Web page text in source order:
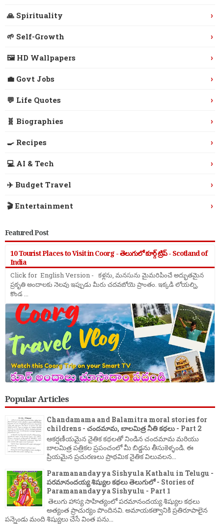
🙏 Spirituality ›
🌱 Self-Growth ›
🖼️ HD Wallpapers ›
💼 Govt Jobs ›
💬 Life Quotes ›
🧬 Biographies ›
🍳 Recipes ›
💻 AI & Tech ›
✈️ Budget Travel ›
🎬 Entertainment ›
Featured Post
10 Tourist Places to Visit in Coorg - తెలుగులో కూర్గ్ ట్రిప్ - Scotland of
India
Click for English Version - కళ్లను, మనసును మైమరిపించే అద్భుతమైన
ప్రకృతి అందాలకు నెలవు ఇప్పుడు మీరు చదవబోయె ప్రాంతం. ఇక్కడి లోయల్ని,
కొండ ...
Popular Articles
Chandamama and Balamitra moral stories for
childrens - చందమామ, బాలమిత్ర నీతి కథలు - Part 2
ఆకర్షణీయమైన నైతిక కథలతో నిండిన చందమామ మరియు
బాలమిత్ర పత్రికల ప్రపంచంలో మీ బిడ్డను తీసుకెళ్ళండి. ఈ
ప్రియమైన ప్రచురణలు ప్రాథమిక నైతిక విలువలన...
Paramanandayya Sishyula Kathalu in Telugu -
పరమానందయ్య శిష్యుల కథలు తెలుగులో - Stories of
Paramanandayya Sishyulu - Part 1
తెలుగు హాస్య సాహిత్యంలో పరమానందయ్య శిష్యుల కథలు
అత్యంత ప్రాచుర్యం పొందినవి. అమాయకత్వానికి ప్రతిరూపాలైన
పన్నెండు మంది శిష్యులు చేసే వింత పను...